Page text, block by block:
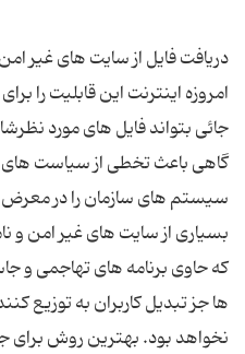
امروزه اینترنت این قابلیت را
جائی بتواند فایل های مورد
گاهی باعث تخطی از سیاست های
سیستم های سازمان را در
بسیاری از سایت های غیر امن و
که حاوی برنامه های تهاجمی و
ها جز تبدیل کاربران به توزیع
نخواهد بود. بهترین روش برای